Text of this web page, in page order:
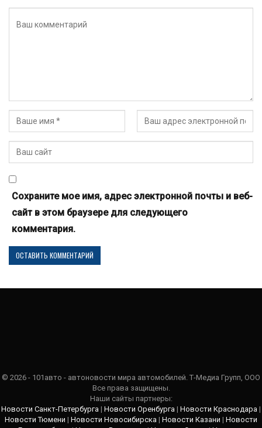
Сохраните мое имя, адрес электронной почты и веб-
сайт в этом браузере для следующего
комментария.
© 2026 - 101авто - автоновости мира автомобилей. Т-Медиа Групп, ООО
Все права защищены.
Наши сайты партнеры:
Новости Санкт-Петербурга | Новости Оренбурга | Новости Краснодара |
Новости Тюмени | Новости Новосибирска | Новости Казани | Новости